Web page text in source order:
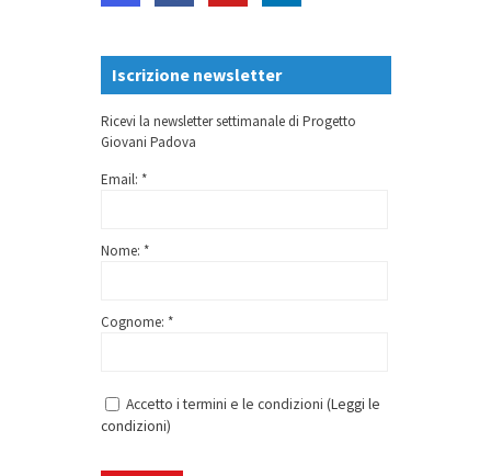
Iscrizione newsletter
Ricevi la newsletter settimanale di Progetto
Giovani Padova
Email: *
Nome: *
Cognome: *
Accetto i termini e le condizioni (Leggi le
condizioni)